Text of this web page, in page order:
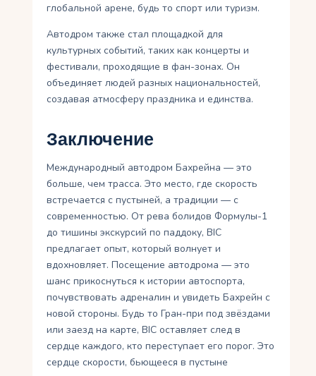
глобальной арене, будь то спорт или туризм.
Автодром также стал площадкой для
культурных событий, таких как концерты и
фестивали, проходящие в фан-зонах. Он
объединяет людей разных национальностей,
создавая атмосферу праздника и единства.
Заключение
Международный автодром Бахрейна — это
больше, чем трасса. Это место, где скорость
встречается с пустыней, а традиции — с
современностью. От рева болидов Формулы-1
до тишины экскурсий по паддоку, BIC
предлагает опыт, который волнует и
вдохновляет. Посещение автодрома — это
шанс прикоснуться к истории автоспорта,
почувствовать адреналин и увидеть Бахрейн с
новой стороны. Будь то Гран-при под звёздами
или заезд на карте, BIC оставляет след в
сердце каждого, кто переступает его порог. Это
сердце скорости, бьющееся в пустыне